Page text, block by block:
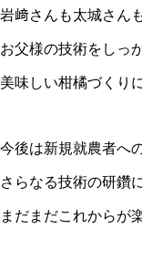
岩﨑さんも太城さん
お父様の技術をしっ
美味しい柑橘づくり
今後は新規就農者へ
さらなる技術の研鑽
まだまだこれからが